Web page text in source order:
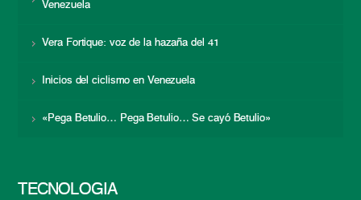
Venezuela
Vera Fortique: voz de la hazaña del 41
Inicios del ciclismo en Venezuela
«Pega Betulio… Pega Betulio… Se cayó Betulio»
TECNOLOGÍA